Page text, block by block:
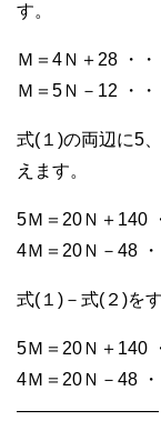
す。
Ｍ＝4Ｎ＋28 ・
Ｍ＝5Ｎ－12 ・
式(１)の両辺に5
えます。
5Ｍ＝20Ｎ＋140
4Ｍ＝20Ｎ－48
式(１)－式(２)を
5Ｍ＝20Ｎ＋140
4Ｍ＝20Ｎ－48
————————